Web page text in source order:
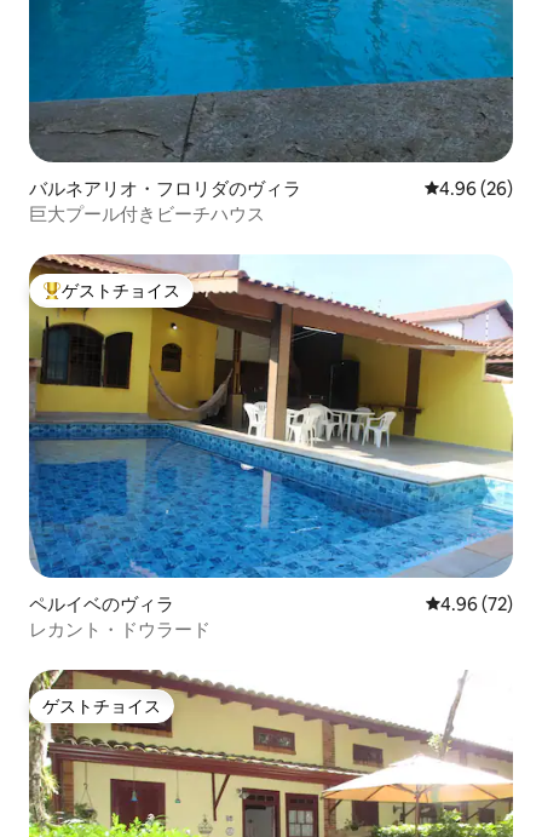
バルネアリオ・フロリダのヴィラ レビュー26
4.96 (26)
巨大プール付きビーチハウス
大好評のゲストチョイスです。
ゲストチョイス
ペルイベのヴィラ レビュー72
4.96 (72)
レカント・ドウラード
ゲストチョイス
ゲストチョイス